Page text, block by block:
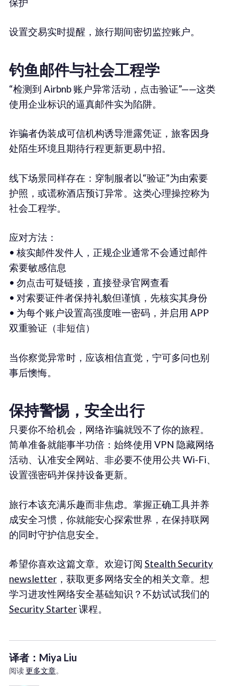
设置交易实时提醒，旅行期间密切监控账户。
钓鱼邮件与社会工程学
“检测到 Airbnb 账户异常活动，点击验证”——这类
使用企业标识的逼真邮件实为陷阱。
诈骗者伪装成可信机构诱导泄露凭证，旅客因身
处陌生环境且期待行程更新更易中招。
线下场景同样存在：穿制服者以“验证”为由索要
护照，或谎称酒店预订异常。这类心理操控称为
社会工程学。
应对方法：
• 核实邮件发件人，正规企业通常不会通过邮件
索要敏感信息
• 勿点击可疑链接，直接登录官网查看
• 对索要证件者保持礼貌但谨慎，先核实其身份
• 为每个账户设置高强度唯一密码，并启用 APP
双重验证（非短信）
当你察觉异常时，应该相信直觉，宁可多问也别
事后懊悔。
保持警惕，安全出行
只要你不给机会，网络诈骗就毁不了你的旅程。
简单准备就能事半功倍：始终使用 VPN 隐藏网络
活动、认准安全网站、非必要不使用公共 Wi-Fi、
设置强密码并保持设备更新。
旅行本该充满乐趣而非焦虑。掌握正确工具并养
成安全习惯，你就能安心探索世界，在保持联网
的同时守护信息安全。
希望你喜欢这篇文章。欢迎订阅 Stealth Security
newsletter，获取更多网络安全的相关文章。想
学习进攻性网络安全基础知识？不妨试试我们的
Security Starter课程。
译者：Miya Liu
阅读更多文章。